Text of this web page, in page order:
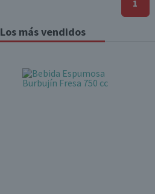
1
Los más vendidos